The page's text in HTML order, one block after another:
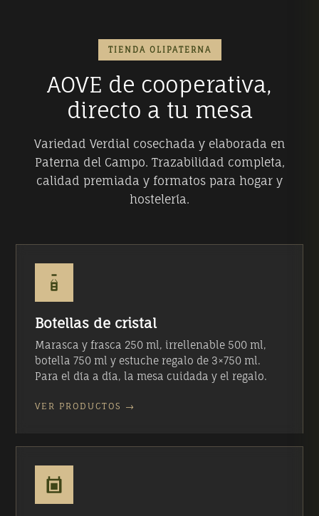
TIENDA OLIPATERNA
AOVE de cooperativa,
directo a tu mesa
Variedad Verdial cosechada y elaborada en
Paterna del Campo. Trazabilidad completa,
calidad premiada y formatos para hogar y
hostelería.
Botellas de cristal
Marasca y frasca 250 ml, irrellenable 500 ml,
botella 750 ml y estuche regalo de 3×750 ml.
Para el día a día, la mesa cuidada y el regalo.
VER PRODUCTOS →